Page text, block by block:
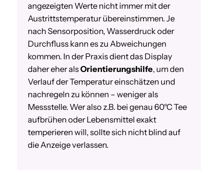
angezeigten Werte nicht immer mit der
Austrittstemperatur übereinstimmen. Je
nach Sensorposition, Wasserdruck oder
Durchfluss kann es zu Abweichungen
kommen. In der Praxis dient das Display
daher eher alsOrientierungshilfe, um den
Verlauf der Temperatur einschätzen und
nachregeln zu können – weniger als
Messstelle. Wer also z.B. bei genau 60°C Tee
aufbrühen oder Lebensmittel exakt
temperieren will, sollte sich nicht blind auf
die Anzeige verlassen.